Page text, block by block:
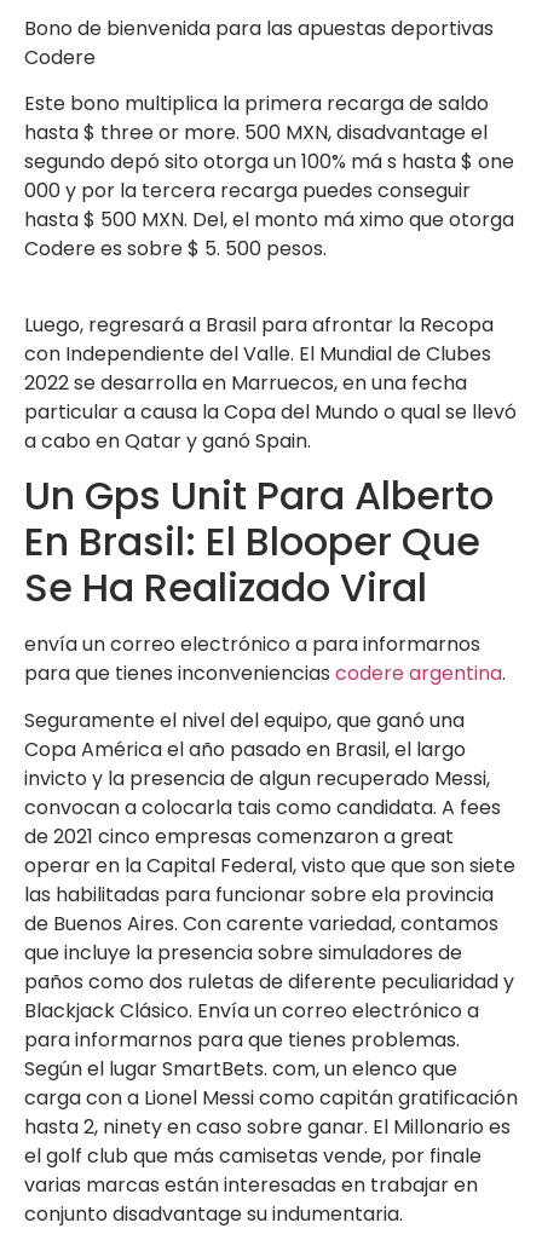
Bono de bienvenida para las apuestas deportivas
Codere
Este bono multiplica la primera recarga de saldo
hasta $ three or more. 500 MXN, disadvantage el
segundo depó sito otorga un 100% má s hasta $ one
000 y por la tercera recarga puedes conseguir
hasta $ 500 MXN. Del, el monto má ximo que otorga
Codere es sobre $ 5. 500 pesos.
Luego, regresará a Brasil para afrontar la Recopa
con Independiente del Valle. El Mundial de Clubes
2022 se desarrolla en Marruecos, en una fecha
particular a causa la Copa del Mundo o qual se llevó
a cabo en Qatar y ganó Spain.
Un Gps Unit Para Alberto
En Brasil: El Blooper Que
Se Ha Realizado Viral
envía un correo electrónico a para informarnos
para que tienes inconveniencias codere argentina.
Seguramente el nivel del equipo, que ganó una
Copa América el año pasado en Brasil, el largo
invicto y la presencia de algun recuperado Messi,
convocan a colocarla tais como candidata. A fees
de 2021 cinco empresas comenzaron a great
operar en la Capital Federal, visto que que son siete
las habilitadas para funcionar sobre ela provincia
de Buenos Aires. Con carente variedad, contamos
que incluye la presencia sobre simuladores de
paños como dos ruletas de diferente peculiaridad y
Blackjack Clásico. Envía un correo electrónico a
para informarnos para que tienes problemas.
Según el lugar SmartBets. com, un elenco que
carga con a Lionel Messi como capitán gratificación
hasta 2, ninety en caso sobre ganar. El Millonario es
el golf club que más camisetas vende, por finale
varias marcas están interesadas en trabajar en
conjunto disadvantage su indumentaria.